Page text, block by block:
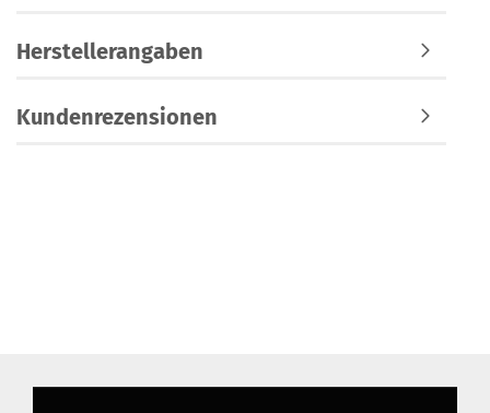
Herstellerangaben
Kundenrezensionen